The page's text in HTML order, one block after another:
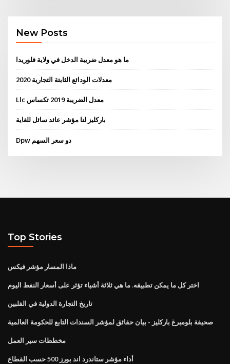
New Posts
ما هو معدل ضريبة الدخل في ولاية فلوريدا
معدلات الودائع الثابتة التجارية 2020
Llc معدل الضريبة 2019 تكساس
باركليز لنا مؤشر عائد سائل للغاية
Dpw دو سعر السهم
Top Stories
ماذا المسار مؤشر فيكس
اختر كل ما يمكن تطبيقه. ما هي ثلاثة أشياء تؤثر على أسعار النفط اليوم
تاريخ التجارة الدولية في الفلبين
صحيفة بلومبرغ باركليز - بيان حقائق لمؤشر السندات التابع للحكومة العالمية
مخططات سير العمل
أداء مؤشر ستاندرد اند بورز 500 حسب القطاع